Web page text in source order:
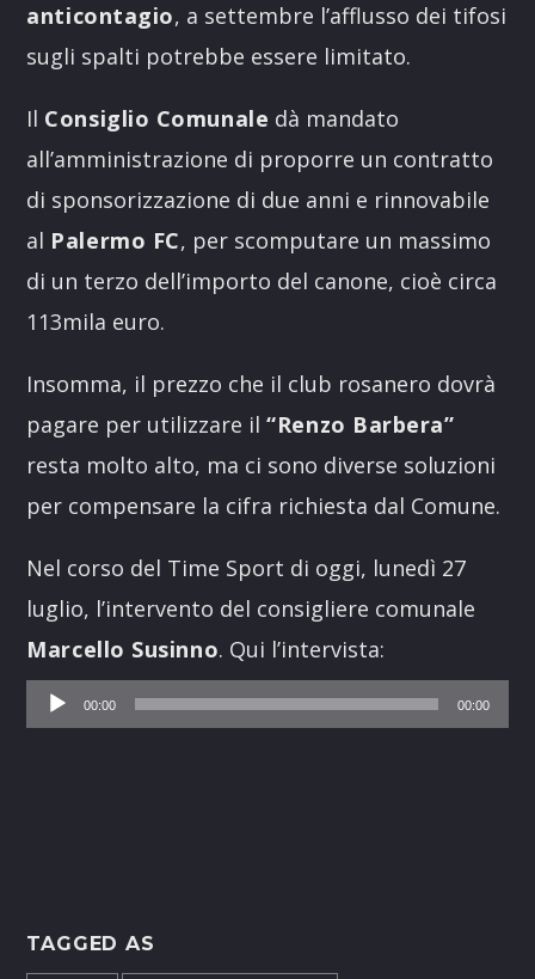
anticontagio, a settembre l’afflusso dei tifosi
sugli spalti potrebbe essere limitato.
Il Consiglio Comunale dà mandato
all’amministrazione di proporre un contratto
di sponsorizzazione di due anni e rinnovabile
al Palermo FC, per scomputare un massimo
di un terzo dell’importo del canone, cioè circa
113mila euro.
Insomma, il prezzo che il club rosanero dovrà
pagare per utilizzare il“Renzo Barbera”
resta molto alto, ma ci sono diverse soluzioni
per compensare la cifra richiesta dal Comune.
Nel corso del Time Sport di oggi, lunedì 27
luglio, l’intervento del consigliere comunale
Marcello Susinno. Qui l’intervista:
Audio00:00 00:00
TAGGED AS